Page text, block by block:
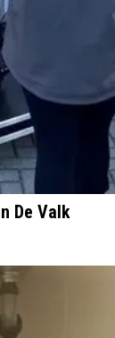
De Valk